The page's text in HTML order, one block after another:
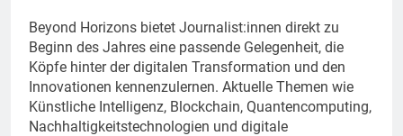
Beyond Horizons bietet Journalist:innen direkt zu
Beginn des Jahres eine passende Gelegenheit, die
Köpfe hinter der digitalen Transformation und den
Innovationen kennenzulernen. Aktuelle Themen wie
Künstliche Intelligenz, Blockchain, Quantencomputing,
Nachhaltigkeitstechnologien und digitale